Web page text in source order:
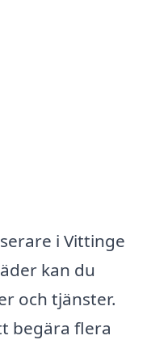
i Vittinge
kan du
och tjänster.
begära flera